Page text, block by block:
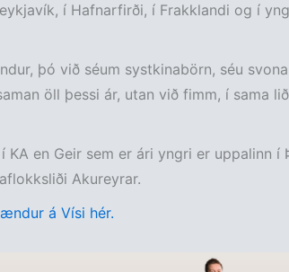
í Hafnarfirði, í Frakklandi og í
þó við séum systkinabörn, séu
öll þessi ár, utan við fimm, í sama
KA en Geir sem er ári yngri er uppalinn í
Akureyrar.
á Vísi hér.